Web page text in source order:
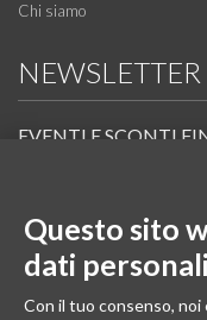
Chi siamo
NEWSLETTER
EVENTI E SCONTI
Scopri in anteprima i nuovi
Iscrivi alla Newsletter
SEGUICI
Questo sito
dati
Con il tuo consenso,